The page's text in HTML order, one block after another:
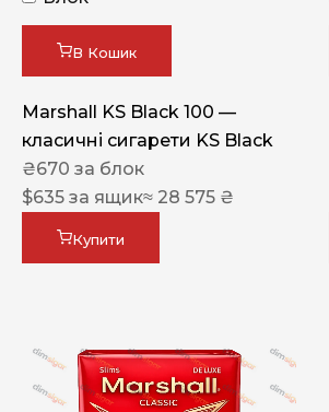
Nistru
Focus
В Кошик
Marshall KS Black 100 —
класичні сигарети KS Black
₴670 за блок
$635 за ящик≈ 28 575 ₴
Купити